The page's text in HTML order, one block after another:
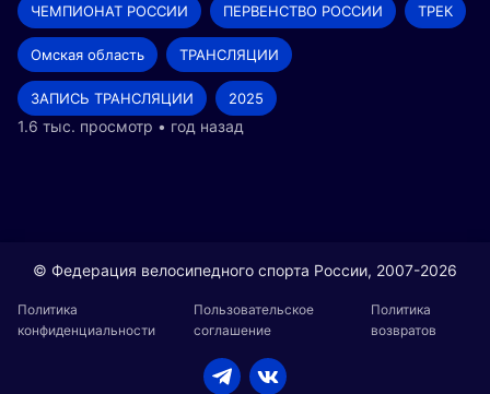
ЧЕМПИОНАТ РОССИИ ПЕРВЕНСТВО РОССИИ ТРЕК
Омская область ТРАНСЛЯЦИИ
ЗАПИСЬ ТРАНСЛЯЦИИ 2025
1.6 тыс. просмотр • год назад
© Федерация велосипедного спорта России, 2007-2026
Политика
конфиденциальности
Пользовательское
соглашение
Политика
возвратов